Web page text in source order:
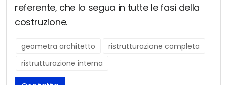
referente, che lo segua in tutte le fasi della
costruzione.
geometra architetto
ristrutturazione completa
ristrutturazione interna